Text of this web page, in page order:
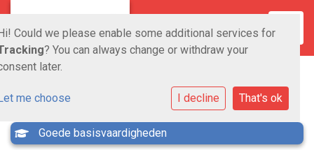
Goede basisvaardigheden
Could we please enable some additional services for
? You can always change or withdraw your
later.
me choose I decline That's ok